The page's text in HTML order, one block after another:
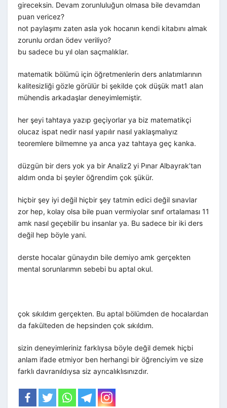
gireceksin. Devam zorunluluğun olmasa bile devamdan
puan vericez?
not paylaşımı zaten asla yok hocanın kendi kitabını almak
zorunlu ordan ödev veriliyo?
bu sadece bu yıl olan saçmalıklar.
matematik bölümü için öğretmenlerin ders anlatımlarının
kalitesizliği gözle görülür bi şekilde çok düşük mat1 alan
mühendis arkadaşlar deneyimlemiştir.
her şeyi tahtaya yazıp geçiyorlar ya biz matematikçi
olucaz ispat nedir nasıl yapılır nasıl yaklaşmalıyız
teoremlere bilmemne ya anca yaz tahtaya geç kanka.
düzgün bir ders yok ya bir Analiz2 yi Pınar Albayrak’tan
aldım onda bi şeyler öğrendim çok şükür.
hiçbir şey iyi değil hiçbir şey tatmin edici değil sınavlar
zor hep, kolay olsa bile puan vermiyolar sınıf ortalaması 11
amk nasıl geçebilir bu insanlar ya. Bu sadece bir iki ders
değil hep böyle yani.
derste hocalar günaydın bile demiyo amk gerçekten
mental sorunlarımın sebebi bu aptal okul.
çok sıkıldım gerçekten. Bu aptal bölümden de hocalardan
da fakülteden de hepsinden çok sıkıldım.
sizin deneyimleriniz farklıysa böyle değil demek hiçbi
anlam ifade etmiyor ben herhangi bir öğrenciyim ve size
farklı davranıldıysa siz ayrıcalıklısınızdır.